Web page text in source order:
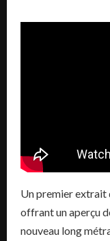
Un premier extrait
offrant un aperçu
nouveau long